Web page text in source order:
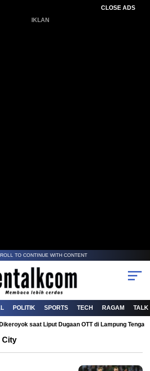
CLOSE ADS
IKLAN
TO CONTINUE WITH CONTENT
POLITIK SPORTS TECH RAGAM TALK
saat Liput Dugaan OTT di Lampung
City